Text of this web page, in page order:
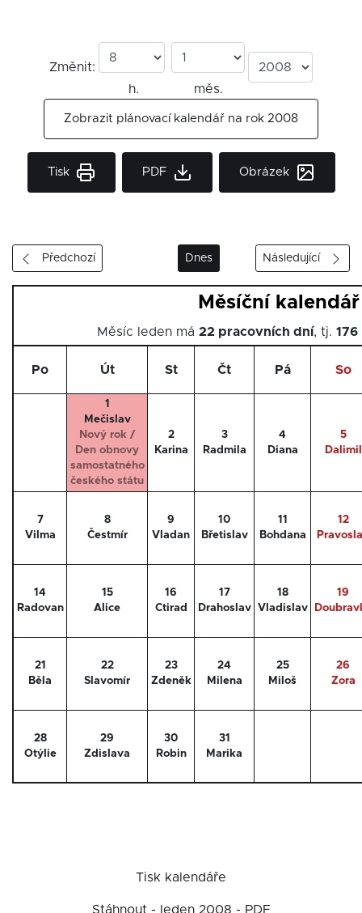
Změnit:
h.
měs.
Zobrazit plánovací kalendář na rok 2008
Tisk PDF Obrázek
Předchozí Dnes Následující
Měsíční
Měsíc leden má 22 pracovních dní, tj.
Po Út St Čt Pá So
1
Mečislav
Nový rok /
Den obnovy
samostatného
českého státu
2
Karina
3
Radmila
4
Diana
5
Dalimil
7
Vilma
8
Čestmír
9
Vladan
10
Břetislav
11
Bohdana
12
14
Radovan
15
Alice
16
Ctirad
17
Drahoslav
18
Vladislav
19
21
Běla
22
Slavomír
23
Zdeněk
24
Milena
25
Miloš
26
Zora
28
Otýlie
29
Zdislava
30
Robin
31
Marika
Tisk kalendáře
Stáhnout - leden 2008 - PDF